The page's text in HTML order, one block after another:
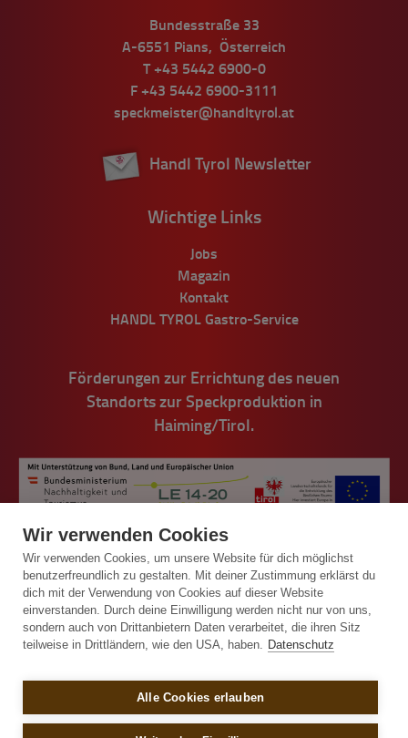
Bundesstraße 33
A-6551
Pians, Österreich
T +43 5442 6900-0
F +43 5442 6900-3111
speckmeister@handltyrol.at
Handl Tyrol Newsletter
Wichtige Links
Jobs
Magazin
Kontakt
HANDL TYROL Gastro-Service
Förderungen zur Errichtung des neuen
Standorts zur Speckproduktion in
Haiming/Tirol.
© Handl Tyrol 2026
Allgemeine Bestell- und Lieferbedingungen
Wir verwenden Cookies
Wir verwenden Cookies, um unsere Website für dich möglichst
benutzerfreundlich zu gestalten. Mit deiner Zustimmung erklärst du
dich mit der Verwendung von Cookies auf dieser Website
einverstanden. Durch deine Einwilligung werden nicht nur von uns,
sondern auch von Drittanbietern Daten verarbeitet, die ihren Sitz
teilweise in Drittländern, wie den USA, haben. Datenschutz
Alle Cookies erlauben